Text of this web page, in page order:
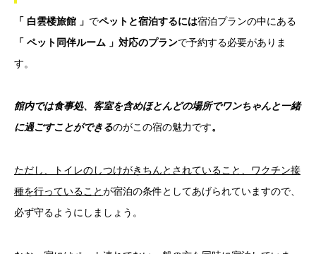
「 白雲楼旅館 」 でペットと宿泊するには宿泊プランの中にある
「 ペット同伴ルーム 」対応のプランで予約する必要がありま
す。
館内では食事処、客室を含めほとんどの場所でワンちゃんと一緒
に過ごすことができるのがこの宿の魅力です。
ただし、トイレのしつけがきちんとされていること、ワクチン接
種を行っていることが宿泊の条件としてあげられていますので、
必ず守るようにしましょう。